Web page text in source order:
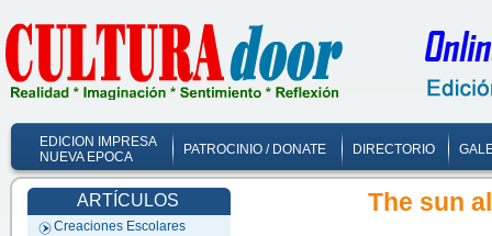
EDICION IMPRESA
NUEVA EPOCA
PATROCINIO / DONATE DIRECTORIO
ARTÍCULOS
Creaciones Escolares
The sun